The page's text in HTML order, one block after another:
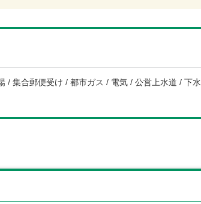
/ 集合郵便受け / 都市ガス / 電気 / 公営上水道 / 下水